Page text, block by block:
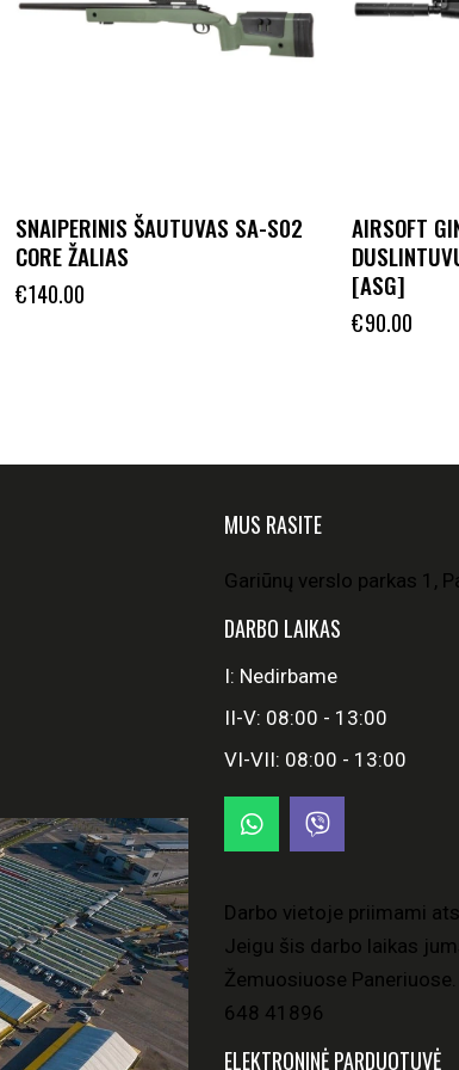
SNAIPERINIS ŠAUTUVAS SA-S02
CORE ŽALIAS
€140.00
AIRSOFT
[ASG]
€90.00
MUS RASITE
Gariūnų verslo parkas 1,
DARBO LAIKAS
I: Nedirbame
II-V: 08:00 - 13:00
VI-VII: 08:00 - 13:00
Darbo vietoje priimami
Jeigu šis darbo laikas
Žemuosiuose
648 41896
ELEKTRONINĖ PARDUOTUVĖ